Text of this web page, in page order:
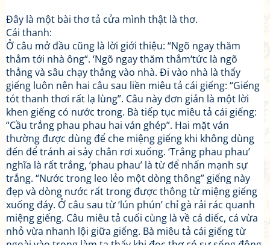
Đây là một bài thơ tả cửa mình thật là thơ.
Cái thanh:
Ở câu mở đầu cũng là lời giới thiệu: “Ngõ ngay thăm
thẳm tới nhà ông“. ‘Ngõ ngay thăm thẳm‘tức là ngõ
thẳng và sâu chạy thẳng vào nhà. Đi vào nhà là thấy
giếng luôn nên hai câu sau liền miêu tả cái giếng: “Giếng
tót thanh thơi rất lạ lùng”. Câu này đơn giản là một lời
khen giếng có nước trong. Bà tiếp tục miêu tả cái giếng:
“Cầu trắng phau phau hai ván ghép”. Hai mặt ván
thường được dùng để che miệng giếng khi không dùng
đến để tránh ai sảy chân rơi xuống. ‘Trắng phau phau’
nghĩa là rất trắng, ‘phau phau’ là từ để nhấn mạnh sự
trắng. “Nước trong leo lẻo một dòng thông” giếng này
đẹp và dòng nước rất trong được thông từ miệng giếng
xuống đáy. Ở câu sau từ ‘lún phún’ chỉ gà rải rác quanh
miệng giếng. Câu miêu tả cuối cùng là về cá diếc, cá vừa
nhỏ vừa nhanh lội giữa giếng. Bà miêu tả cái giếng từ